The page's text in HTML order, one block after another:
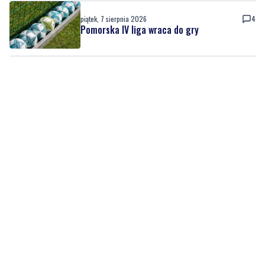
piątek, 7 sierpnia 2026 4
Pomorska IV liga wraca do gry